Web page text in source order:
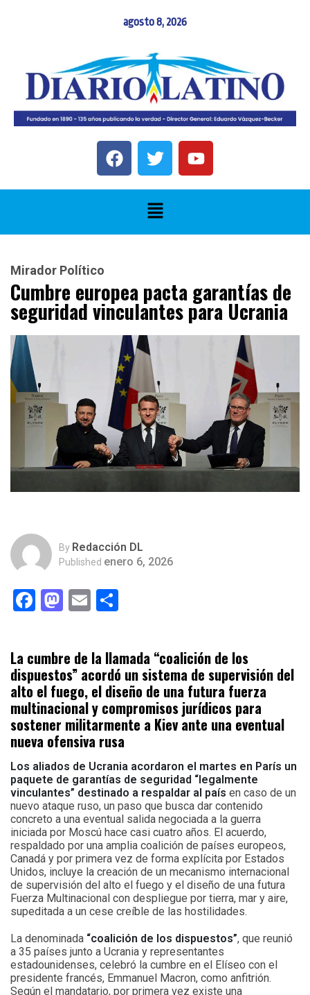
agosto 8, 2026
Mirador Político
Cumbre europea pacta garantías de
seguridad vinculantes para Ucrania
By Redacción DL
Published enero 6, 2026
Facebook
Mastodon
Email
La cumbre de la llamada “coalición de los
dispuestos” acordó un sistema de supervisión del
alto el fuego, el diseño de una futura fuerza
multinacional y compromisos jurídicos para
sostener militarmente a Kiev ante una eventual
nueva ofensiva rusa
Los aliados de Ucrania acordaron el martes en París un
paquete de garantías de seguridad “legalmente
vinculantes” destinado a respaldar al país en caso de un
nuevo ataque ruso, un paso que busca dar contenido
concreto a una eventual salida negociada a la guerra
iniciada por Moscú hace casi cuatro años. El acuerdo,
respaldado por una amplia coalición de países europeos,
Canadá y por primera vez de forma explícita por Estados
Unidos, incluye la creación de un mecanismo internacional
de supervisión del alto el fuego y el diseño de una futura
Fuerza Multinacional con despliegue por tierra, mar y aire,
supeditada a un cese creíble de las hostilidades.
La denominada “coalición de los dispuestos”, que reunió
a 35 países junto a Ucrania y representantes
estadounidenses, celebró la cumbre en el Elíseo con el
presidente francés, Emmanuel Macron, como anfitrión.
Según el mandatario, por primera vez existe una